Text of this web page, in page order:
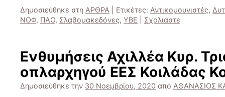
Δημοσιεύθηκε στη ΑΡΘΡΑ Ετικέτες: Αντικομουνιστές,
ΝΟΦ, ΠΑΟ, Σλαβομακεδόνες, ΥΒΕ Σχολιάστε
Ενθυμήσεις Αχιλλέα Κυρ.
οπλαρχηγού ΕΕΣ Κοιλάδας
Δημοσιεύθηκε την 30 Νοεμβρίου, 2020 από ΑΘΑΝΑΣΙΟΣ